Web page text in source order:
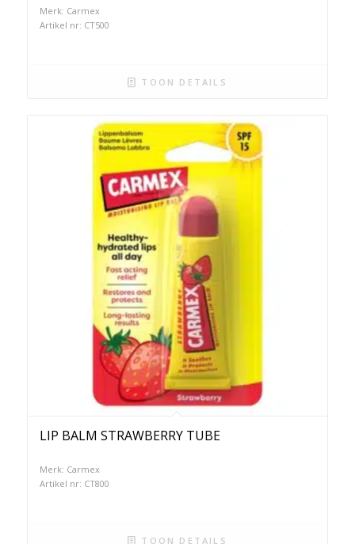
Merk: Carmex
Artikel nr: CT500
TOON DETAILS
LIP BALM STRAWBERRY TUBE
Merk: Carmex
Artikel nr: CT800
TOON DETAILS